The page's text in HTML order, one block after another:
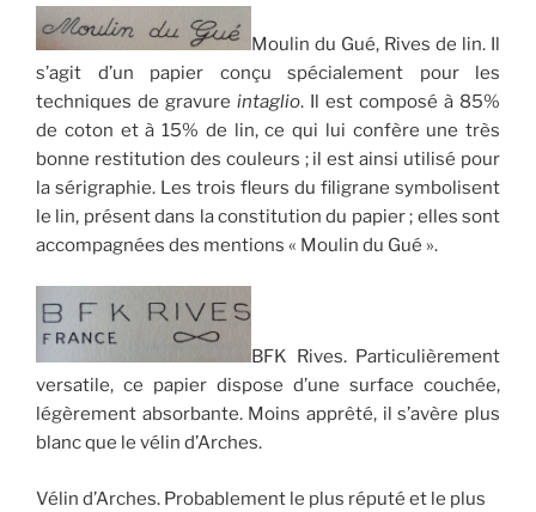
Moulin du Gué, Rives de lin. Il
s’agit d’un papier conçu spécialement pour les
techniques de gravure intaglio. Il est composé à 85%
de coton et à 15% de lin, ce qui lui confère une très
bonne restitution des couleurs ; il est ainsi utilisé pour
la sérigraphie. Les trois fleurs du filigrane symbolisent
le lin, présent dans la constitution du papier ; elles sont
accompagnées des mentions « Moulin du Gué ».
BFK Rives. Particulièrement
versatile, ce papier dispose d’une surface couchée,
légèrement absorbante. Moins apprêté, il s’avère plus
blanc que le vélin d’Arches.
Vélin d’Arches. Probablement le plus réputé et le plus